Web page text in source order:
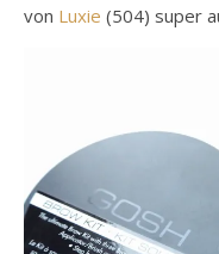
von Luxie (504) super